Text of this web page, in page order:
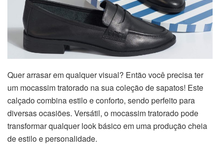
Quer arrasar em qualquer visual? Então você precisa ter
um mocassim tratorado na sua coleção de sapatos! Este
calçado combina estilo e conforto, sendo perfeito para
diversas ocasiões. Versátil, o mocassim tratorado pode
transformar qualquer look básico em uma produção cheia
de estilo e personalidade.